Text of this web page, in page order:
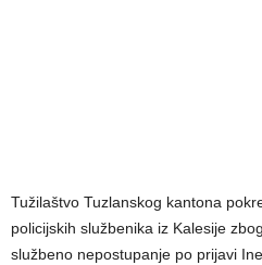
Tužilaštvo Tuzlanskog kantona
policijskih službenika iz Kalesije
službeno nepostupanje po prijavi